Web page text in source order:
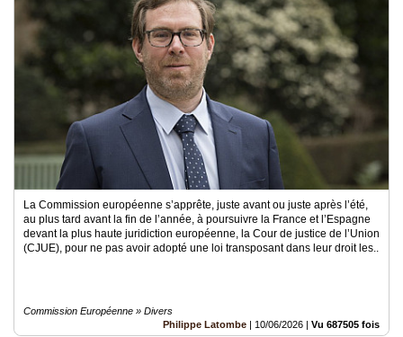
La Commission européenne s’apprête, juste avant ou juste après l’été,
au plus tard avant la fin de l’année, à poursuivre la France et l’Espagne
devant la plus haute juridiction européenne, la Cour de justice de l’Union
(CJUE), pour ne pas avoir adopté une loi transposant dans leur droit les..
Commission Européenne » Divers
Philippe Latombe | 10/06/2026 | Vu 687505 fois